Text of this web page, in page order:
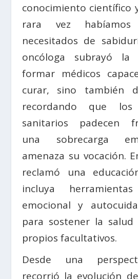
conocimiento científico
rara vez
necesitados de
oncóloga subrayó la
formar médicos
curar, sino también
recordando que los
sanitarios padecen
una sobrecarga
amenaza su vocación.
reclamó una
incluya
emocional y
para sostener la
propios facultativos.
Desde una
recorrió la evolución